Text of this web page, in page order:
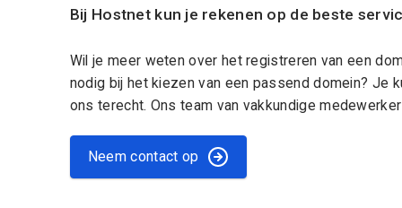
Bij Hostnet kun je rekenen op de beste
Wil je meer weten over het registreren van een
nodig bij het kiezen van een passend domein? Je
ons terecht. Ons team van vakkundige
Neem contact op